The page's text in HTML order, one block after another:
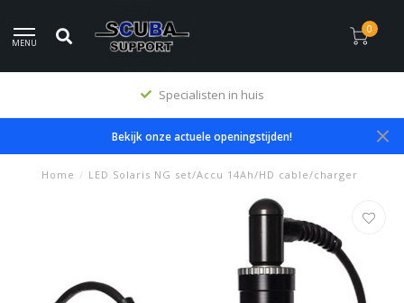
MENU
0
Specialisten in huis
Bekijk onze actuele openingstijden!
Home / LED Solaris NG set/Accu 14Ah/HD cable/charger